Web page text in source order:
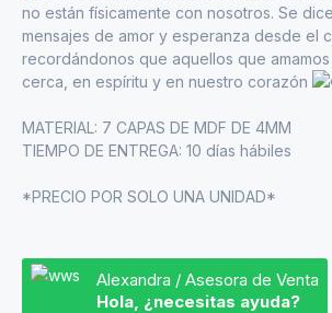
no están físicamente con nosotros. Se
mensajes de amor y esperanza desde el
recordándonos que aquellos que
cerca, en espíritu y en nuestro corazón
MATERIAL: 7 CAPAS DE MDF DE 4MM
TIEMPO DE ENTREGA: 10 días hábiles
*PRECIO POR SOLO UNA UNIDAD*
Alexandra / Asesora de Venta
Hola, ¿necesitas ayuda?